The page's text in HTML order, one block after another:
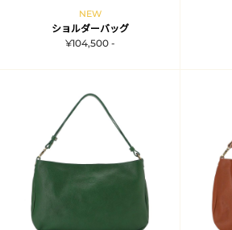
NEW
ショルダーバッグ
¥104,500 -